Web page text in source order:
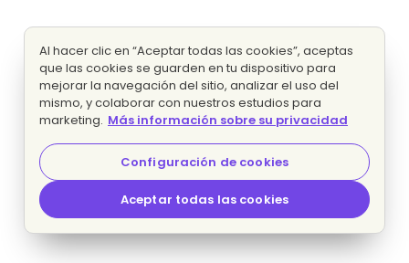
Al hacer clic en “Aceptar todas las cookies”, aceptas
que las cookies se guarden en tu dispositivo para
mejorar la navegación del sitio, analizar el uso del
mismo, y colaborar con nuestros estudios para
marketing. Más información sobre su privacidad
Configuración de cookies
Aceptar todas las cookies